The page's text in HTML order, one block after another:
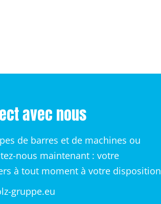
avec nous
de barres et de machines ou
nous maintenant : votre
à tout moment à votre disposition
gruppe.eu